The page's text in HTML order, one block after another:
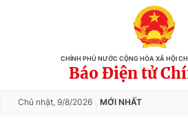
CHÍNH PHỦ NƯỚC CỘNG HÒA XÃ HỘI
Báo Điện tử
Chủ nhật, 9/8/2026 MỚI NHẤT